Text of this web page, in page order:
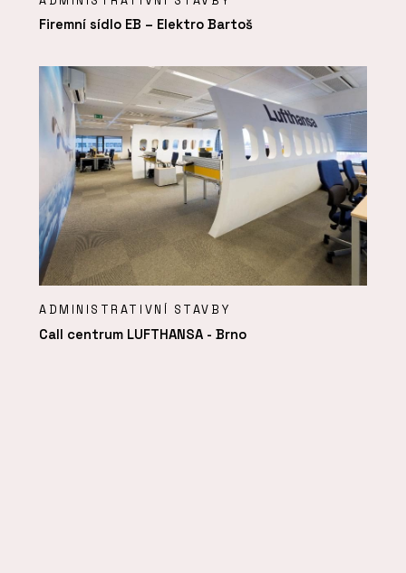
Firemní sídlo EB – Elektro Bartoš
ADMINISTRATIVNÍ STAVBY
Call centrum LUFTHANSA - Brno